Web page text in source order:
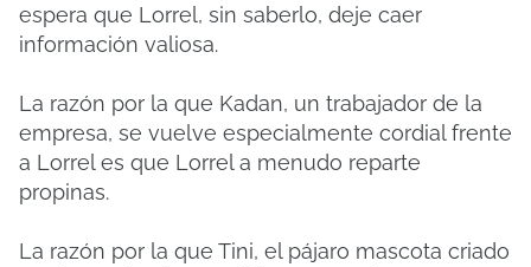
espera que Lorrel, sin saberlo, deje caer
información valiosa.
La razón por la que Kadan, un trabajador de la
empresa, se vuelve especialmente cordial frente
a Lorrel es que Lorrel a menudo reparte
propinas.
La razón por la que Tini, el pájaro mascota criado